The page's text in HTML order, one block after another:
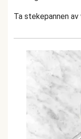
Ta stekepannen av